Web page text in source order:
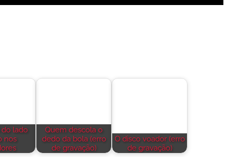
do lado
nos
Quem descola o
dedo da bola (erro
de gravação)
O disco voador (erro
de gravação)